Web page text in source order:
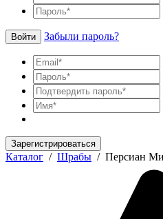
Войти Забыли пароль?
Зарегистрироваться
Каталог / Шрабы / Персиан